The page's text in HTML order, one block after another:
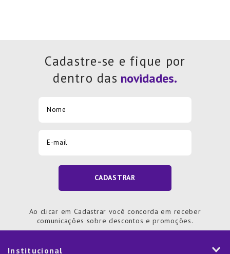
Cadastre-se e fique por
dentro das
CADASTRAR
Ao clicar em Cadastrar você concorda em receber
comunicações sobre descontos e promoções.
Institucional